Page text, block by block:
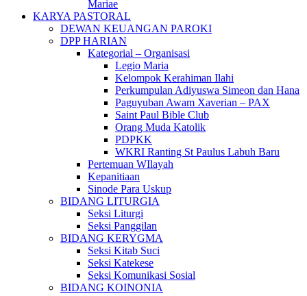
Mariae
KARYA PASTORAL
DEWAN KEUANGAN PAROKI
DPP HARIAN
Kategorial – Organisasi
Legio Maria
Kelompok Kerahiman Ilahi
Perkumpulan Adiyuswa Simeon dan Hana
Paguyuban Awam Xaverian – PAX
Saint Paul Bible Club
Orang Muda Katolik
PDPKK
WKRI Ranting St Paulus Labuh Baru
Pertemuan WIlayah
Kepanitiaan
Sinode Para Uskup
BIDANG LITURGIA
Seksi Liturgi
Seksi Panggilan
BIDANG KERYGMA
Seksi Kitab Suci
Seksi Katekese
Seksi Komunikasi Sosial
BIDANG KOINONIA